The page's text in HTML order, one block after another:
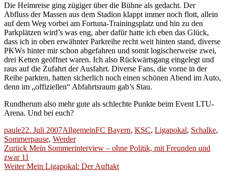
Die Heimreise ging zügiger über die Bühne als gedacht. Der
Abfluss der Massen aus dem Stadion klappt immer noch flott, allein
auf dem Weg vorbei am Fortuna-Trainingsplatz und hin zu den
Parkplätzen wird’s was eng, aber dafür hatte ich eben das Glück,
dass ich in oben erwähnter Parkreihe recht weit hinten stand, diverse
PKWs hinter mir schon abgefahren und somit logischerweise zwei,
drei Ketten geöffnet waren. Ich also Rückwärtsgang eingelegt und
raus auf die Zufahrt der Ausfahrt. Diverse Fans, die vorne in der
Reihe parkten, hatten sicherlich noch einen schönen Abend im Auto,
denn im „offiziellen“ Abfahrtsraum gab’s Stau.
Rundherum also mehr gute als schlechte Punkte beim Event LTU-
Arena. Und bei euch?
Autor
pauleVeröffentlicht
am
22. Juli 2007Kategorien
AllgemeinSchlagwörter
FC Bayern, KSC, Ligapokal, Schalke,
Sommerpause, Werder
Beitragsnavigation
Zurück Vorheriger
Mein Sommerinterview – ohne Politik, mit Freunden und
zwar 11
Weiter Nächster
Mein Ligapokal: Der Auftakt